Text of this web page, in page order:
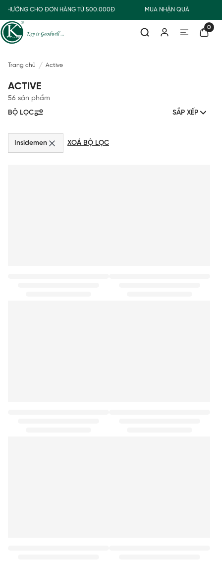
THƯỜNG CHO ĐƠN HÀNG TỪ 500.000Đ MUA NHẬN QUÀ
0
Trang chủ Active
ACTIVE
56 sản phẩm
BỘ LỌC
SẮP XẾP
Insidemen XOÁ BỘ LỌC